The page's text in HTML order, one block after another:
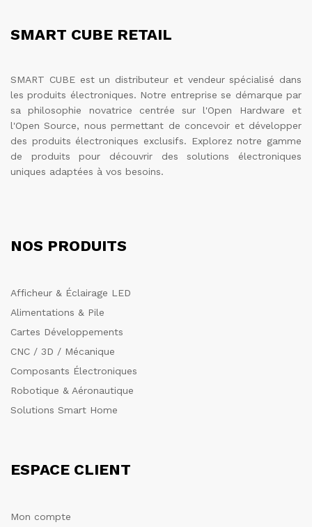
SMART CUBE RETAIL
SMART CUBE est un distributeur et vendeur spécialisé dans
les produits électroniques. Notre entreprise se démarque par
sa philosophie novatrice centrée sur l'Open Hardware et
l'Open Source, nous permettant de concevoir et développer
des produits électroniques exclusifs. Explorez notre gamme
de produits pour découvrir des solutions électroniques
uniques adaptées à vos besoins.
NOS PRODUITS
Afficheur & Éclairage LED
Alimentations & Pile
Cartes Développements
CNC / 3D / Mécanique
Composants Électroniques
Robotique & Aéronautique
Solutions Smart Home
ESPACE CLIENT
Mon compte